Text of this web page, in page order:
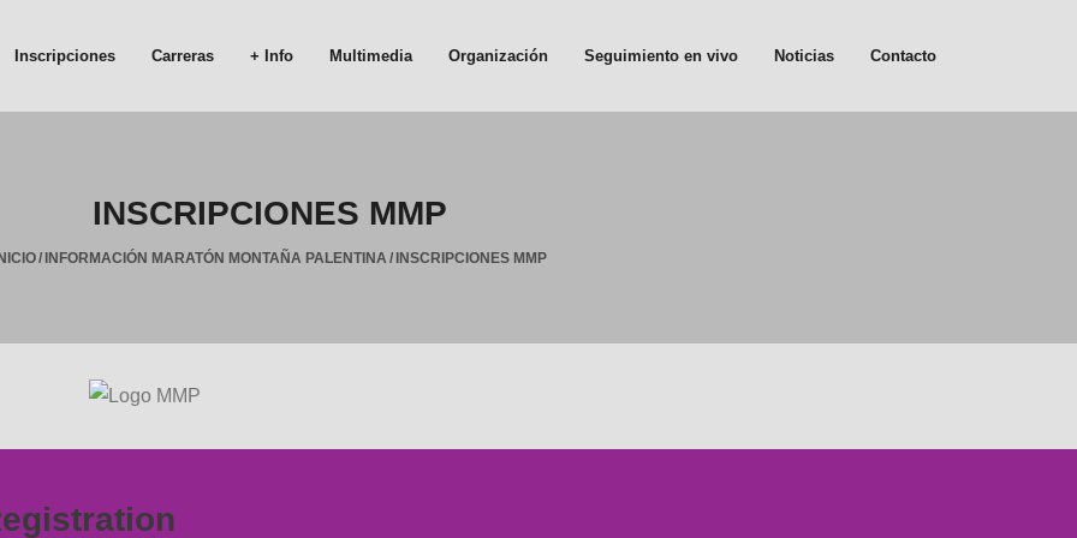
Inscripciones Carreras + Info Multimedia Organización Seguimiento en vivo Noticias Contacto
INSCRIPCIONES MMP
INICIO/ INFORMACIÓN MARATÓN MONTAÑA PALENTINA / INSCRIPCIONES MMP